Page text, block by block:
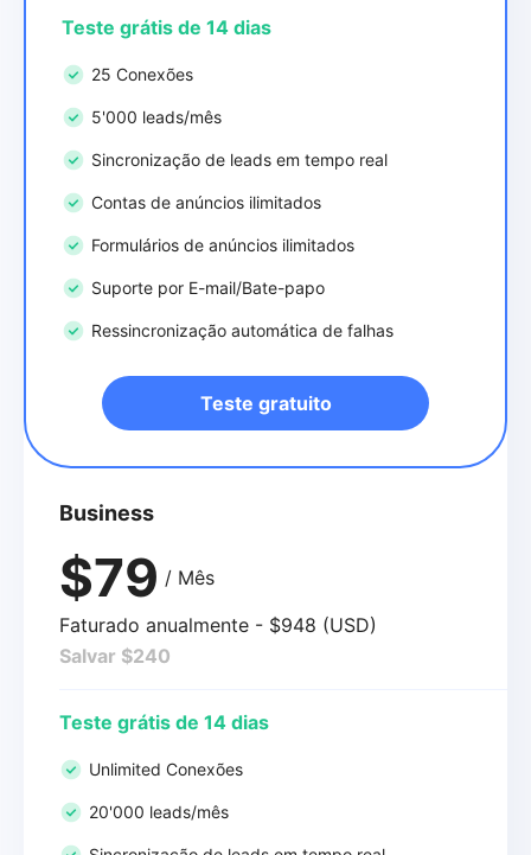
Teste grátis de 14 dias
25 Conexões
5'000 leads/mês
Sincronização de leads em tempo real
Contas de anúncios ilimitados
Formulários de anúncios ilimitados
Suporte por E-mail/Bate-papo
Ressincronização automática de falhas
Teste gratuito
Business
$79 / Mês
Faturado anualmente - $948 (USD)
Salvar $240
Teste grátis de 14 dias
Unlimited Conexões
20'000 leads/mês